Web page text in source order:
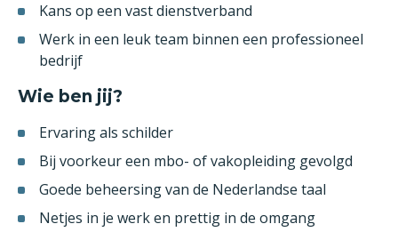
Kans op een vast dienstverband
Werk in een leuk team binnen een professioneel
bedrijf
Wie ben jij?
Ervaring als schilder
Bij voorkeur een mbo- of vakopleiding gevolgd
Goede beheersing van de Nederlandse taal
Netjes in je werk en prettig in de omgang